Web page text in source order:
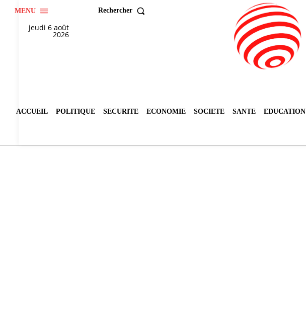
MENU Rechercher
jeudi 6 août
2026
ACCUEIL POLITIQUE SECURITE ECONOMIE SOCIETE SANTE EDUCATION